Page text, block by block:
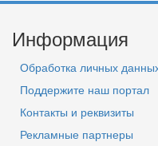
Информация
Обработка личных
Поддержите наш портал
Контакты и реквизиты
Рекламные партнеры